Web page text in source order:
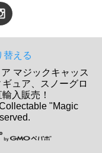
替える
マジックキャッス
ュア、スノーグロ
入販売！
"Magic